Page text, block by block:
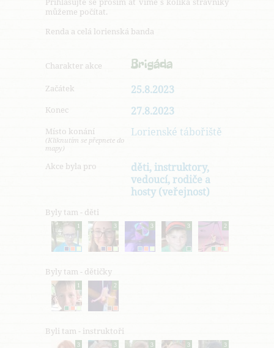
můžeme počítat.
Renda a celá lorienská banda
Charakter akce Brigáda
Začátek 25.8.2023
Konec 27.8.2023
Místo konání
(Kliknutím se přepnete do
mapy)
Lorienské tábořiště
Akce byla pro
děti, instruktory,
vedoucí, rodiče a
hosty (veřejnost)
Byly tam - děti
1 3 3 3 2
Byly tam - dětičky
1 2
Byli tam - instruktoři
3 3 3 3 3